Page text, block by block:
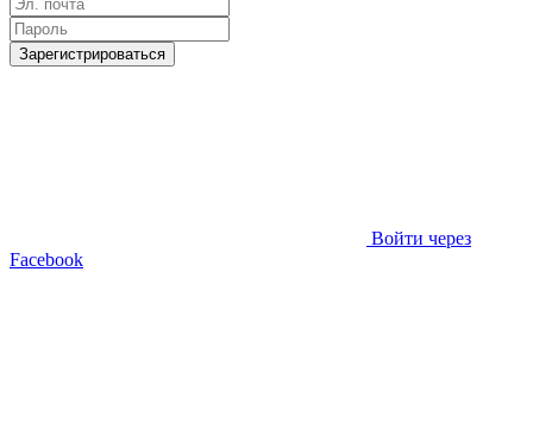
Зарегистрироваться
Войти через
Facebook